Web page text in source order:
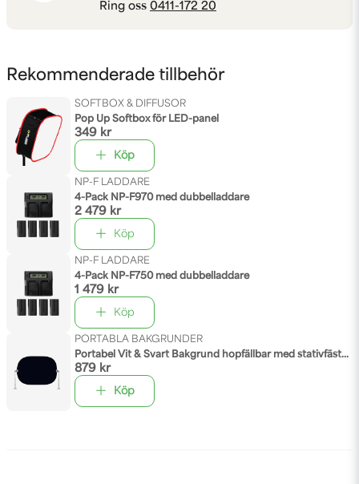
Ring oss 0411-172 20
Rekommenderade tillbehör
SOFTBOX & DIFFUSOR
Pop Up Softbox för LED-panel
349 kr
Köp
NP-F LADDARE
4-Pack NP-F970 med dubbelladdare
2 479 kr
Köp
NP-F LADDARE
4-Pack NP-F750 med dubbelladdare
1 479 kr
Köp
PORTABLA BAKGRUNDER
Portabel Vit & Svart Bakgrund hopfällbar med stativfästen
879 kr
Köp